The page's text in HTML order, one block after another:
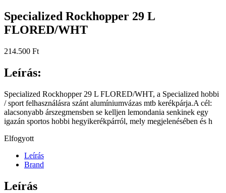
Specialized Rockhopper 29 L
FLORED/WHT
214.500 Ft
Leírás:
Specialized Rockhopper 29 L FLORED/WHT, a Specialized hobbi
/ sport felhasználásra szánt alumíniumvázas mtb kerékpárja.A cél:
alacsonyabb árszegmensben se kelljen lemondania senkinek egy
igazán sportos hobbi hegyikerékpárról, mely megjelenésében és h
Elfogyott
Leírás
Brand
Leírás